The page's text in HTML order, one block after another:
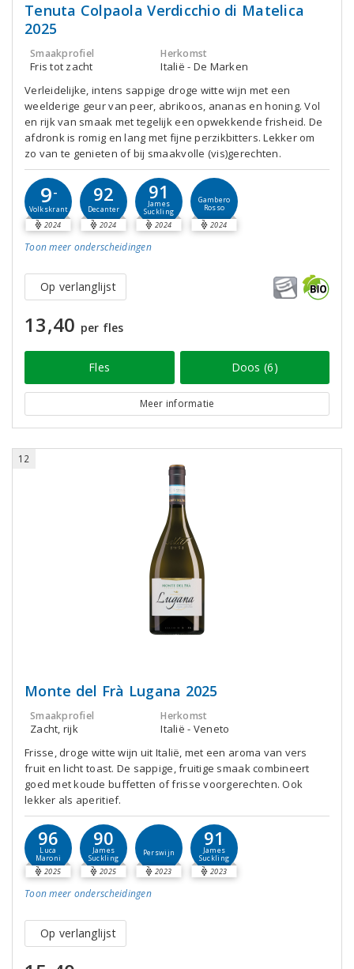
Tenuta Colpaola Verdicchio di Matelica
2025
Smaakprofiel
Fris tot zacht
Herkomst
Italië - De Marken
Verleidelijke, intens sappige droge witte wijn met een
weelderige geur van peer, abrikoos, ananas en honing. Vol
en rijk van smaak met tegelijk een opwekkende frisheid. De
afdronk is romig en lang met fijne perzikbitters. Lekker om
zo van te genieten of bij smaakvolle (vis)gerechten.
9-
Volkskrant
2024
92
Decanter
2024
91
James
Suckling
2024
Gambero
Rosso
2024
Toon meer onderscheidingen
Op verlanglijst
13,40 per fles
Fles Doos (6)
Meer informatie
12
Monte del Frà Lugana 2025
Smaakprofiel
Zacht, rijk
Herkomst
Italië - Veneto
Frisse, droge witte wijn uit Italië, met een aroma van vers
fruit en licht toast. De sappige, fruitige smaak combineert
goed met koude buffetten of frisse voorgerechten. Ook
lekker als aperitief.
96
Luca
Maroni
2025
90
James
Suckling
2025
Perswijn
2023
91
James
Suckling
2023
Toon meer onderscheidingen
Op verlanglijst